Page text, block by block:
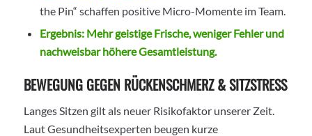
the Pin“ schaffen positive Micro-Momente im Team.
Ergebnis: Mehr geistige Frische, weniger Fehler und
nachweisbar höhere Gesamtleistung.
BEWEGUNG GEGEN RÜCKENSCHMERZ & SITZSTRESS
Langes Sitzen gilt als neuer Risikofaktor unserer Zeit.
Laut Gesundheitsexperten beugen kurze